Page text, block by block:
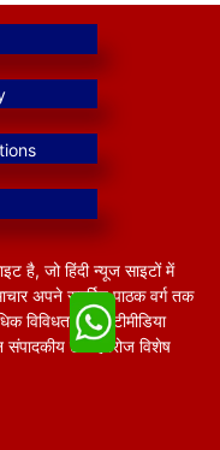
है, जो हिंदी न्यूज साइटों में
अपने समर्पित पाठक वर्ग तक
विविधतापूर्ण मल्टीमीडिया
टीम हररोज विशेष